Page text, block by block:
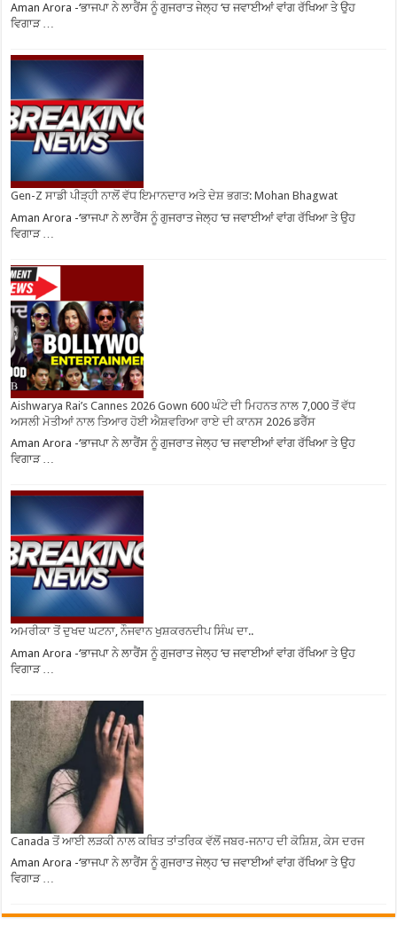
Aman Arora -‘ਭਾਜਪਾ ਨੇ ਲਾਰੈਂਸ ਨੂੰ ਗੁਜਰਾਤ ਜੇਲ੍ਹ ‘ਚ ਜਵਾਈਆਂ ਵਾਂਗ ਰੱਖਿਆ ਤੇ ਉਹ
ਵਿਗਾੜ …
Gen-Z ਸਾਡੀ ਪੀੜ੍ਹੀ ਨਾਲੋਂ ਵੱਧ ਇਮਾਨਦਾਰ ਅਤੇ ਦੇਸ਼ ਭਗਤ: Mohan Bhagwat
Aman Arora -‘ਭਾਜਪਾ ਨੇ ਲਾਰੈਂਸ ਨੂੰ ਗੁਜਰਾਤ ਜੇਲ੍ਹ ‘ਚ ਜਵਾਈਆਂ ਵਾਂਗ ਰੱਖਿਆ ਤੇ ਉਹ
ਵਿਗਾੜ …
Aishwarya Rai’s Cannes 2026 Gown 600 ਘੰਟੇ ਦੀ ਮਿਹਨਤ ਨਾਲ 7,000 ਤੋਂ ਵੱਧ
ਅਸਲੀ ਮੋਤੀਆਂ ਨਾਲ ਤਿਆਰ ਹੋਈ ਐਸ਼ਵਰਿਆ ਰਾਏ ਦੀ ਕਾਨਸ 2026 ਡਰੈੱਸ
Aman Arora -‘ਭਾਜਪਾ ਨੇ ਲਾਰੈਂਸ ਨੂੰ ਗੁਜਰਾਤ ਜੇਲ੍ਹ ‘ਚ ਜਵਾਈਆਂ ਵਾਂਗ ਰੱਖਿਆ ਤੇ ਉਹ
ਵਿਗਾੜ …
ਅਮਰੀਕਾ ਤੋਂ ਦੁਖਦ ਘਟਨਾ, ਨੌਜਵਾਨ ਖੁਸ਼ਕਰਨਦੀਪ ਸਿੰਘ ਦਾ..
Aman Arora -‘ਭਾਜਪਾ ਨੇ ਲਾਰੈਂਸ ਨੂੰ ਗੁਜਰਾਤ ਜੇਲ੍ਹ ‘ਚ ਜਵਾਈਆਂ ਵਾਂਗ ਰੱਖਿਆ ਤੇ ਉਹ
ਵਿਗਾੜ …
Canada ਤੋਂ ਆਈ ਲੜਕੀ ਨਾਲ ਕਥਿਤ ਤਾਂਤਰਿਕ ਵੱਲੋਂ ਜਬਰ-ਜਨਾਹ ਦੀ ਕੋਸ਼ਿਸ਼, ਕੇਸ ਦਰਜ
Aman Arora -‘ਭਾਜਪਾ ਨੇ ਲਾਰੈਂਸ ਨੂੰ ਗੁਜਰਾਤ ਜੇਲ੍ਹ ‘ਚ ਜਵਾਈਆਂ ਵਾਂਗ ਰੱਖਿਆ ਤੇ ਉਹ
ਵਿਗਾੜ …